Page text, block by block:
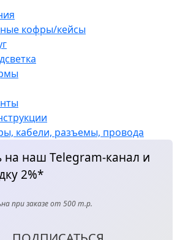
кофры/кейсы
кабели, разъемы, провода
наш Telegram-канал и
2%*
при заказе от 500 т.р.